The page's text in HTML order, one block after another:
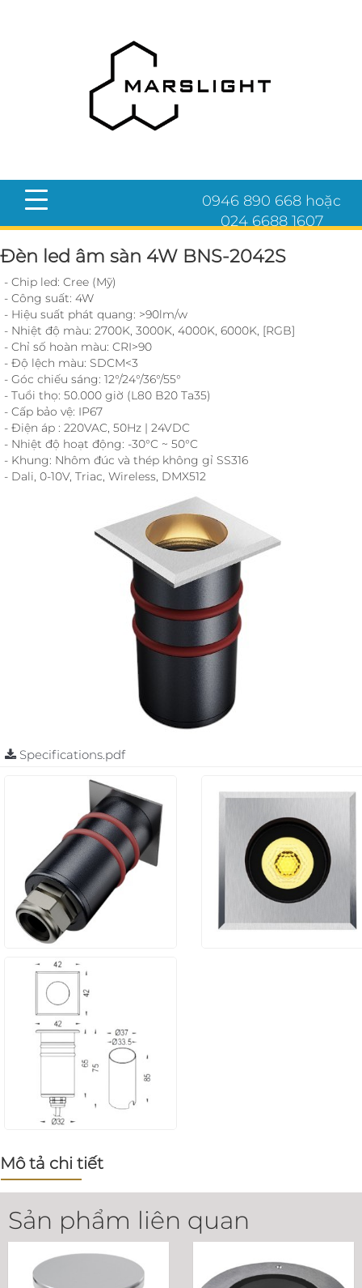
0946 890 668 hoặc
024 6688 1607
Đèn led âm sàn 4W BNS-2042S
- Chip led: Cree (Mỹ)
- Công suất: 4W
- Hiệu suất phát quang: >90lm/w
- Nhiệt độ màu: 2700K, 3000K, 4000K, 6000K, [RGB]
- Chỉ số hoàn màu: CRI>90
- Độ lệch màu: SDCM<3
- Góc chiếu sáng: 12°/24°/36°/55°
- Tuổi thọ: 50.000 giờ (L80 B20 Ta35)
- Cấp bảo vệ: IP67
- Điện áp : 220VAC, 50Hz | 24VDC
- Nhiệt độ hoạt động: -30°C ~ 50°C
- Khung: Nhôm đúc và thép không gỉ SS316
- Dali, 0-10V, Triac, Wireless, DMX512
Specifications.pdf
Mô tả chi tiết
Sản phẩm liên quan